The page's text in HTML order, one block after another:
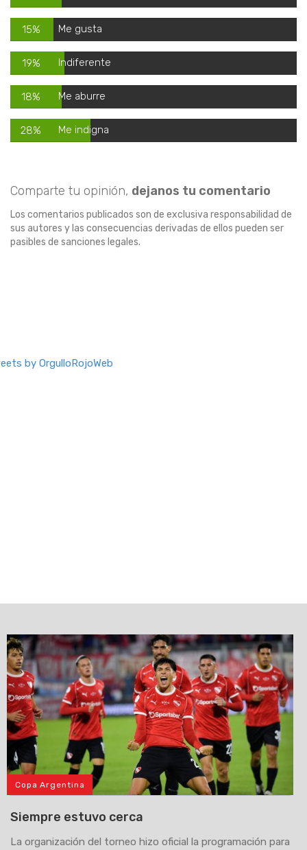
15% Me gusta
19% Indiferente
18% Me aburre
28% Me indigna
Comparte tu opinión, dejanos tu comentario
Los comentarios publicados son de exclusiva responsabilidad de
sus autores y las consecuencias derivadas de ellos pueden ser
pasibles de sanciones legales.
by OrgulloRojoWeb
Copa Argentina
Siempre estuvo cerca
La organización del torneo hizo oficial la programación para